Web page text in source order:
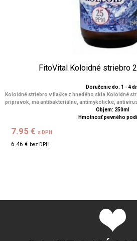
FitoVital Koloidné striebro
Doručenie do: 1 - 4
Koloidné striebro v fľaške z hnedého skla.Koloidné
prípravok, má antibakteriálne, antimykotické,
Objem: 250ml
Hmotnosť pevného
7.95 € s DPH
6.46 € bez DPH